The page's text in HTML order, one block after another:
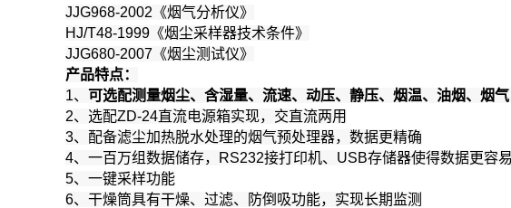
JJG968-2002《烟气分析仪》
HJ/T48-1999《烟尘采样器技术条件》
JJG680-2007《烟尘测试仪》
产品特点：
1、 可选配测量烟尘、含湿量、流速、动压、静压、烟温、油烟、烟
2、 选配ZD-24直流电源箱实现，交直流两用
3、配备滤尘加热脱水处理的烟气预处理器，数据更精确
4、一百万组数据储存，RS232接打印机、USB存储器使得数据更容
5、一键采样功能
6、干燥筒具有干燥、过滤、防倒吸功能，实现长期监测